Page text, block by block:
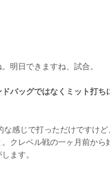
明日できますね、試合。
バッグではなくミット打ち
感じで打っただけですけ
クレベル戦の一ヶ月前から
ます。